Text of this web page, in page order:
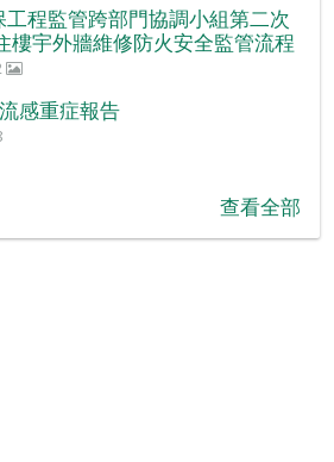
程監管跨部門協調小組第二次
樓宇外牆維修防火安全監管流程
感重症報告
查看全部